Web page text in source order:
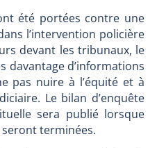
été portées contre une
l’intervention policière
devant les tribunaux, le
davantage d’informations
pas nuire à l’équité et à
Le bilan d’enquête
sera publié lorsque
terminées.